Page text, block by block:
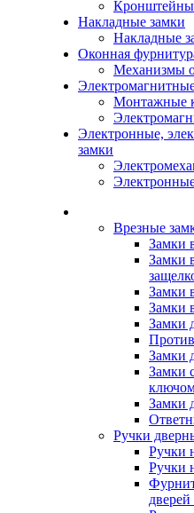
Кронштейны
Накладные замки
Накладные
Оконная
Механизмы
Монтажные
Электронные,
замки
Врезные
Замки
Замки
Замки
Замки
Замки
Замки
Замки
Замки
Ручки
Ручки
Ручки